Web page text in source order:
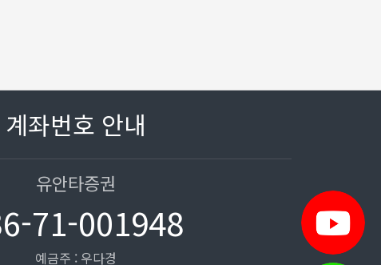
계좌번호 안내
유안타증권
71-001948
예금주 : 우다경